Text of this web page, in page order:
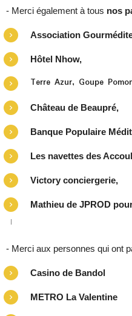
- Merci également à tous nos
Association
Hôtel Nhow,
Terre Azur, Goupe
Château de Beaupré,
Banque Populaire
Les navettes des
Victory conciergerie,
Mathieu de JPROD
- Merci aux personnes qui ont
Casino de Bandol
METRO La Valentine